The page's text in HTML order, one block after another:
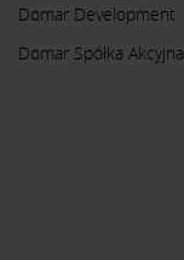
Domar Development
Domar Spółka Akcyjna